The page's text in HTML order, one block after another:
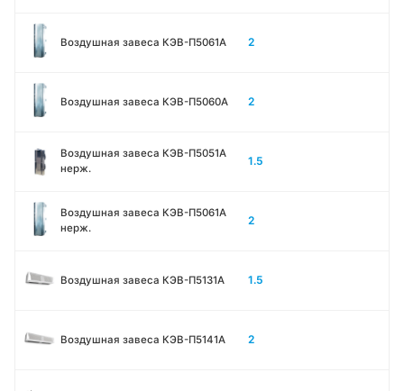
Воздушная завеса КЭВ-П5061A 2
Воздушная завеса КЭВ-П5060A 2
Воздушная завеса КЭВ-П5051A
нерж.
1.5
Воздушная завеса КЭВ-П5061A
нерж.
2
Воздушная завеса КЭВ-П5131А 1.5
Воздушная завеса КЭВ-П5141А 2